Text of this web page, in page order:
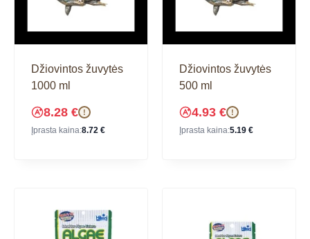
Džiovintos žuvytės
1000 ml
8.28 € !
Įprasta kaina:8.72 €
Džiovintos žuvytės
500 ml
4.93 € !
Įprasta kaina:5.19 €